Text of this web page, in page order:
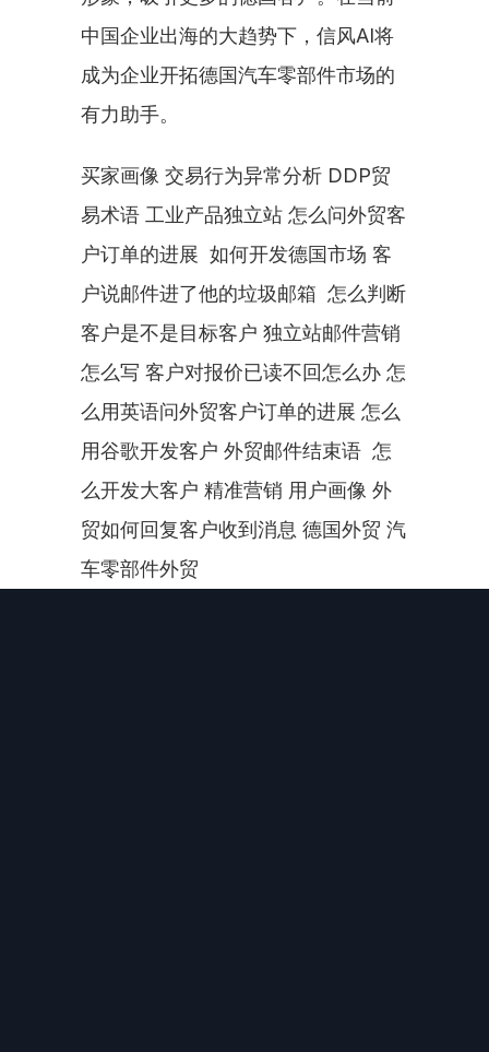
中国企业出海的大趋势下，信风AI将
成为企业开拓德国汽车零部件市场的
有力助手。
买家画像 交易行为异常分析 DDP贸
易术语 工业产品独立站 怎么问外贸客
户订单的进展  如何开发德国市场 客
户说邮件进了他的垃圾邮箱  怎么判断
客户是不是目标客户 独立站邮件营销
怎么写 客户对报价已读不回怎么办 怎
么用英语问外贸客户订单的进展 怎么
用谷歌开发客户 外贸邮件结束语  怎
么开发大客户 精准营销 用户画像 外
贸如何回复客户收到消息 德国外贸 汽
车零部件外贸